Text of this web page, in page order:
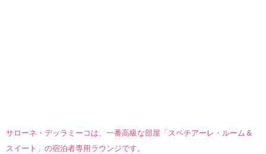
サローネ・デッラミーコは、一番高級な部屋「スペチアーレ・ルーム＆
スイート」の宿泊者専用ラウンジです。